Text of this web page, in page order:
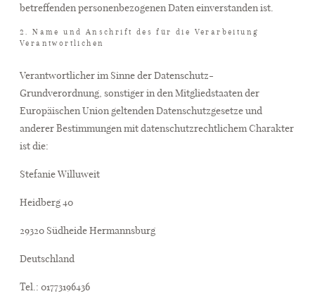
betreffenden personenbezogenen Daten einverstanden ist.
2. Name und Anschrift des für die Verarbeitung
Verantwortlichen
Verantwortlicher im Sinne der Datenschutz-
Grundverordnung, sonstiger in den Mitgliedstaaten der
Europäischen Union geltenden Datenschutzgesetze und
anderer Bestimmungen mit datenschutzrechtlichem Charakter
ist die:
Stefanie Willuweit
Heidberg 40
29320 Südheide Hermannsburg
Deutschland
Tel.: 01773196436